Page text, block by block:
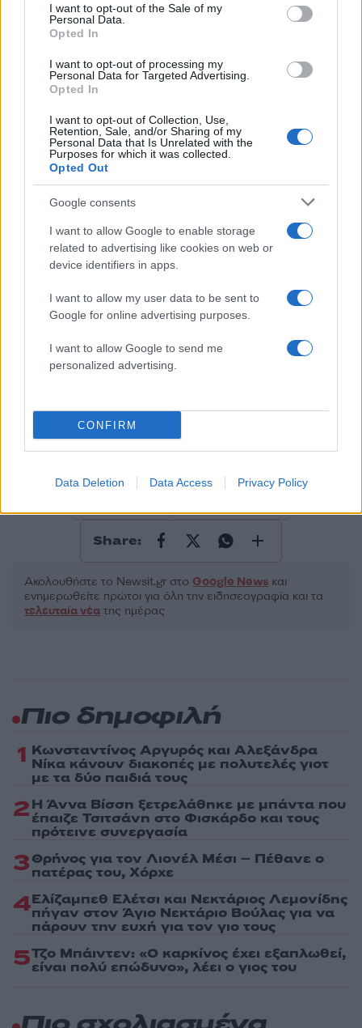
consent section.
I want to opt-out of the Sale of my
Personal Data.
Opted In
I want to opt-out of processing my
Personal Data for Targeted Advertising.
Opted In
I want to opt-out of Collection, Use,
Retention, Sale, and/or Sharing of my
Personal Data that Is Unrelated with the
Purposes for which it was collected.
Opted Out
Google consents
I want to allow Google to enable storage
related to advertising like cookies on web or
device identifiers in apps.
I want to allow my user data to be sent to
Google for online advertising purposes.
I want to allow Google to send me
personalized advertising.
CONFIRM
Data Deletion Data Access Privacy Policy
Σχόλια
Σχολίασε εδώ
Υποβολή σχολίου
Όροι Χρήσης. Το site προστατεύεται από reCAPTCHA, ισχύουν
Ελλάδα
ΑΙΓΙΑΛΕΙΑ
ΔΟΛΟΦΟΝΙΑ
Share:
Ακολουθήστε το Νewsit.gr στο Google News και
ενημερωθείτε πρώτοι για όλη την ειδησεογραφία και τα
τελευταία νέα της ημέρας
Κλειστό μέχρι νεοτέρας το
beach bar στην Πάρο όπου
πνίγηκε ο 4χρονος –
Απολογείται ο ιδιοκτήτης
που είχε δηλωθεί ως
ναυαγοσώστης
Εκρηκτικό κοκτέιλ
άνεμοι τις επόμενες
Πιο δημοφιλή
1 Κωνσταντίνος Αργυρός και Αλεξάνδρα
Νίκα κάνουν διακοπές με πολυτελές γιοτ
με τα δύο παιδιά τους
2Η Άννα Βίσση ξετρελάθηκε με μπάντα που
έπαιζε Τσιτσάνη στο Φισκάρδο και τους
πρότεινε συνεργασία
3Θρήνος για τον Λιονέλ Μέσι – Πέθανε ο
πατέρας του, Χόρχε
4Ελίζαμπεθ Ελέτσι και Νεκτάριος Λεμονίδης
πήγαν στον Άγιο Νεκτάριο Βούλας για να
πάρουν την ευχή για τον γιο τους
5Τζο Μπάιντεν: «Ο καρκίνος έχει εξαπλωθεί,
είναι πολύ επώδυνο», λέει ο γιος του